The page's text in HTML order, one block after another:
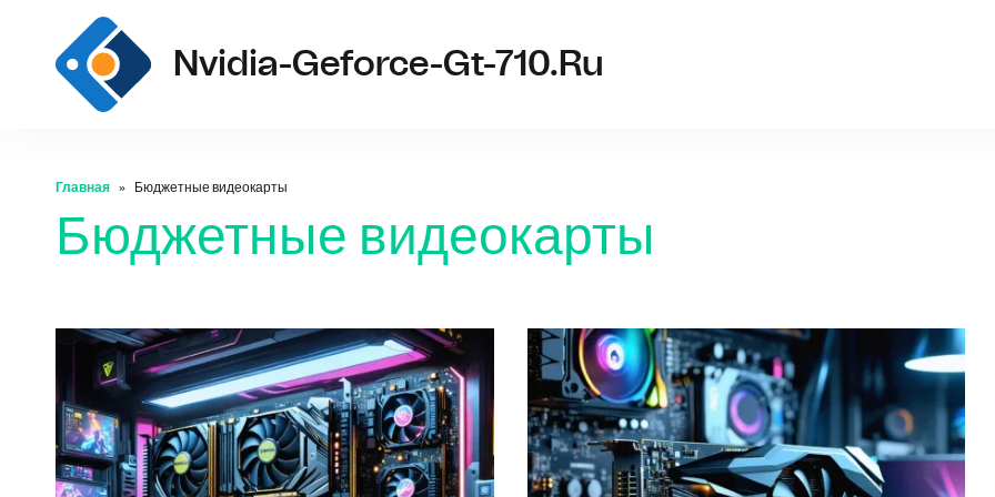
Nvidia-Geforce-Gt-710.ru
Главная Бюджетные видеокарты
Бюджетные видеокарты